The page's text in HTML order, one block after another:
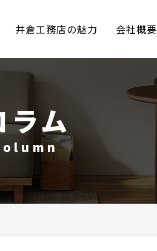
井倉工務店の魅力 会社概要
ラム